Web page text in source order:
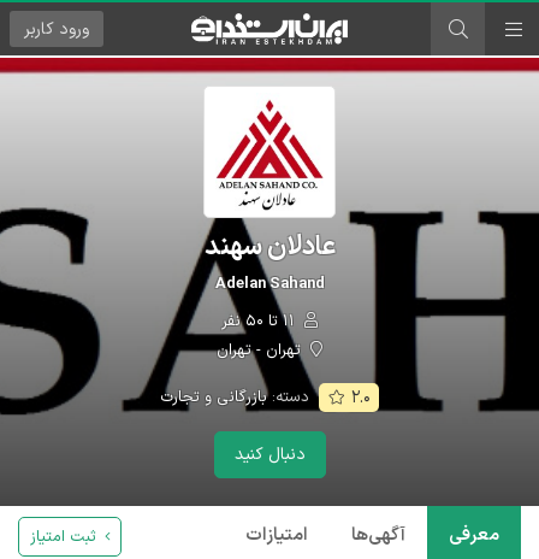
ورود کاربر
عادلان سهند
Adelan Sahand
تهران - تهران
۲.۰ دسته:بازرگانی و تجارت
دنبال کنید
معرفی آگهی‌ها امتیازات ثبت امتیاز